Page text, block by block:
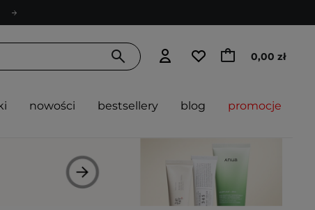
0,00 zł
nowości bestsellery blog promocje